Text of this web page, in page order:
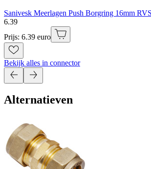
Sanivesk Meerlagen Push Borgring 16mm
6.39
Prijs: 6.39 euro
Bekijk alles in connector
Alternatieven